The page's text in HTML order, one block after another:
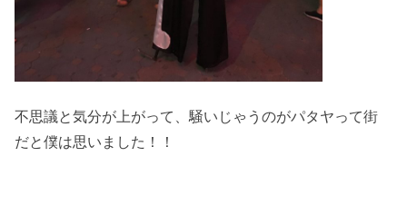
不思議と気分が上がって、騒いじゃうのがパタヤって街
だと僕は思いました！！